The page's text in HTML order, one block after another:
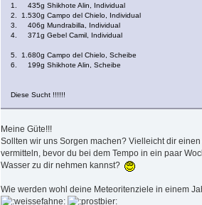
1. 435g Shikhote Alin, Individual
2. 1.530g Campo del Chielo, Individual
3. 406g Mundrabilla, Individual
4. 371g Gebel Camil, Individual
5. 1.680g Campo del Chielo, Scheibe
6. 199g Shikhote Alin, Scheibe
Diese Sucht !!!!!!
Meine Güte!!!
Sollten wir uns Sorgen machen? Vielleicht dir
vermitteln, bevor du bei dem Tempo in ein paar
Wasser zu dir nehmen kannst?
Wie werden wohl deine Meteoritenziele in einem